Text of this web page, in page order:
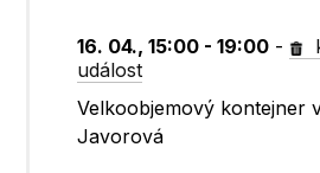
16. 04., 15:00 - 19:00 -
událost
Velkoobjemový kontejner
Javorová